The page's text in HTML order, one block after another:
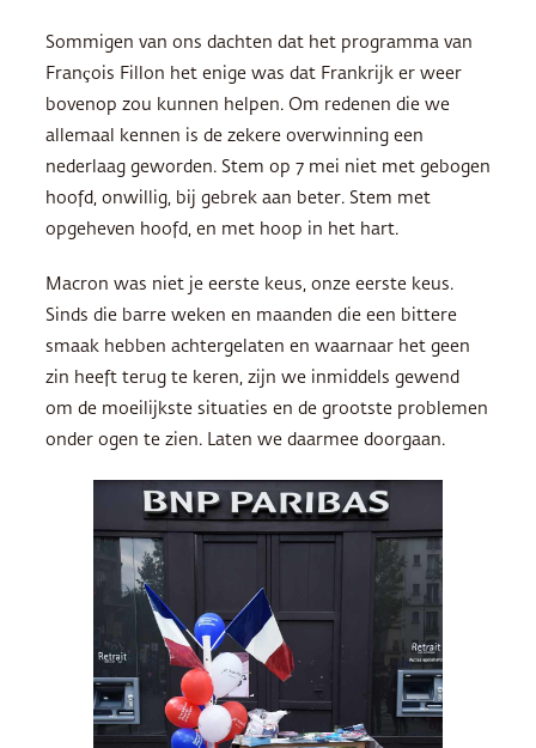
Sommigen van ons dachten dat het programma van
François Fillon het enige was dat Frankrijk er weer
bovenop zou kunnen helpen. Om redenen die we
allemaal kennen is de zekere overwinning een
nederlaag geworden. Stem op 7 mei niet met gebogen
hoofd, onwillig, bij gebrek aan beter. Stem met
opgeheven hoofd, en met hoop in het hart.
Macron was niet je eerste keus, onze eerste keus.
Sinds die barre weken en maanden die een bittere
smaak hebben achtergelaten en waarnaar het geen
zin heeft terug te keren, zijn we inmiddels gewend
om de moeilijkste situaties en de grootste problemen
onder ogen te zien. Laten we daarmee doorgaan.